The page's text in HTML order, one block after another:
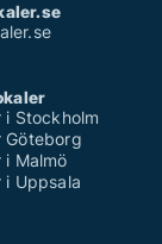
Stockholm
Göteborg
Malmö
Uppsala